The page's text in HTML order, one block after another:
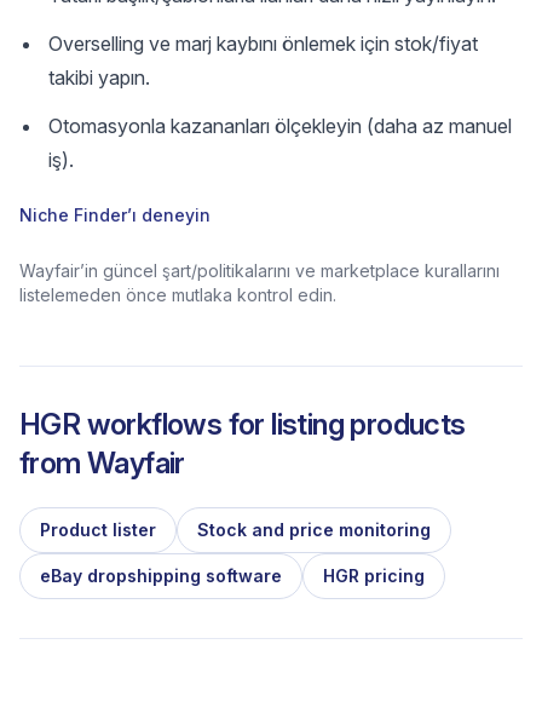
Overselling ve marj kaybını önlemek için stok/fiyat
takibi yapın.
Otomasyonla kazananları ölçekleyin (daha az manuel
iş).
Niche Finder’ı deneyin
Wayfair’in güncel şart/politikalarını ve marketplace kurallarını
listelemeden önce mutlaka kontrol edin.
HGR workflows for listing products
from Wayfair
Product lister Stock and price monitoring
eBay dropshipping software HGR pricing